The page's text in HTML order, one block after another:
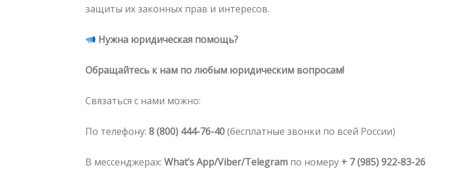
защиты их законных прав и интересов.
Нужна юридическая помощь?
Обращайтесь к нам по любым юридическим вопросам!
Связаться с нами можно:
По телефону: 8 (800) 444-76-40(бесплатные звонки по всей России)
В мессенджерах: What’s App/Viber/Telegram по номеру + 7 (985) 922-83-26